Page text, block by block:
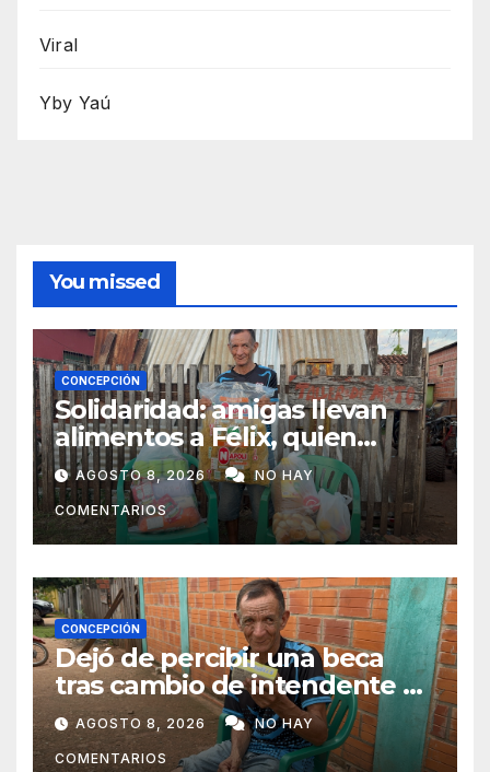
Viral
Yby Yaú
You missed
CONCEPCIÓN
Solidaridad: amigas llevan
alimentos a Félix, quien
ahora vende caramelos para
subsistir
AGOSTO 8, 2026 NO HAY
COMENTARIOS
CONCEPCIÓN
Dejó de percibir una beca
tras cambio de intendente y
ahora vende caramelos para
subsistir
AGOSTO 8, 2026 NO HAY
COMENTARIOS